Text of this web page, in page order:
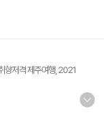
향저격 제주여행, 2021